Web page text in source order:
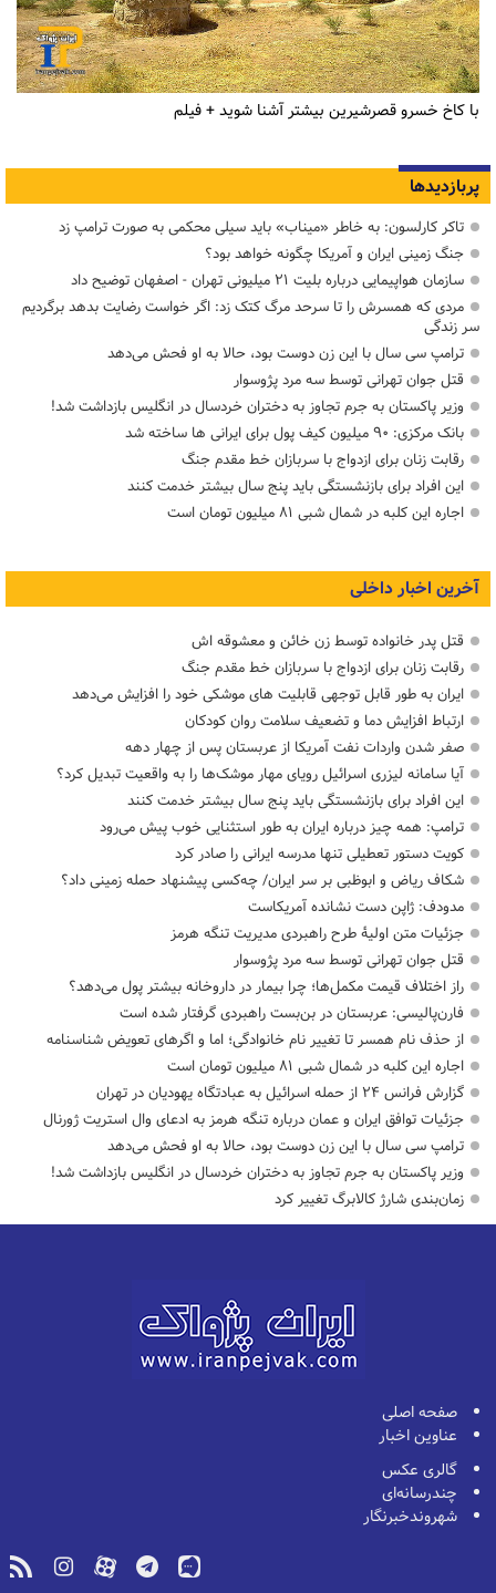
با کاخ خسرو قصرشیرین بیشتر آشنا شوید + فیلم
پربازدیدها
تاکر کارلسون: به خاطر «میناب» باید سیلی محکمی به صورت ترامپ زد
جنگ زمینی ایران و آمریکا چگونه خواهد بود؟
سازمان هواپیمایی درباره بلیت ۲۱ میلیونی تهران - اصفهان توضیح داد
مردی که همسرش را تا سرحد مرگ کتک زد: اگر خواست رضایت بدهد برگردیم
سر زندگی
ترامپ سی سال با این زن دوست بود، حالا به او فحش می‌دهد
قتل جوان تهرانی توسط سه مرد پژوسوار
وزیر پاکستان به جرم تجاوز به دختران خردسال در انگلیس بازداشت شد!
بانک مرکزی: ۹۰ میلیون کیف پول برای ایرانی ها ساخته شد
رقابت زنان برای ازدواج با سربازان خط مقدم جنگ
این افراد برای بازنشستگی باید پنج سال بیشتر خدمت کنند
اجاره این کلبه در شمال شبی ۸۱ میلیون تومان است
آخرین اخبار داخلی
قتل پدر خانواده توسط زن خائن و معشوقه اش
رقابت زنان برای ازدواج با سربازان خط مقدم جنگ
ایران به طور قابل توجهی قابلیت های موشکی خود را افزایش می‌دهد
ارتباط افزایش دما و تضعیف سلامت روان کودکان
صفر شدن واردات نفت آمریکا از عربستان پس از چهار دهه
آیا سامانه لیزری اسرائیل رویای مهار موشک‌ها را به واقعیت تبدیل کرد؟
این افراد برای بازنشستگی باید پنج سال بیشتر خدمت کنند
ترامپ: همه چیز درباره ایران به طور استثنایی خوب پیش می‌رود
کویت دستور تعطیلی تنها مدرسه ایرانی را صادر کرد
شکاف ریاض و ابوظبی بر سر ایران/ چه‌کسی پیشنهاد حمله زمینی داد؟
مدودف: ژاپن دست نشانده آمریکاست
جزئیات متن اولیۀ طرح راهبردی مدیریت تنگه هرمز
قتل جوان تهرانی توسط سه مرد پژوسوار
راز اختلاف قیمت مکمل‌ها؛ چرا بیمار در داروخانه بیشتر پول می‌دهد؟
فارن‌پالیسی: عربستان در بن‌بست راهبردی گرفتار شده است
از حذف نام همسر تا تغییر نام خانوادگی؛ اما و اگرهای تعویض شناسنامه
اجاره این کلبه در شمال شبی ۸۱ میلیون تومان است
گزارش فرانس ۲۴ از حمله اسرائیل به عبادتگاه یهودیان در تهران
جزئیات توافق ایران و عمان درباره تنگه هرمز به ادعای وال استریت ژورنال
ترامپ سی سال با این زن دوست بود، حالا به او فحش می‌دهد
وزیر پاکستان به جرم تجاوز به دختران خردسال در انگلیس بازداشت شد!
زمان‌بندی شارژ کالابرگ تغییر کرد
صفحه اصلی
عناوین اخبار
گالری عکس
چندرسانه‌ای
شهروندخبرنگار